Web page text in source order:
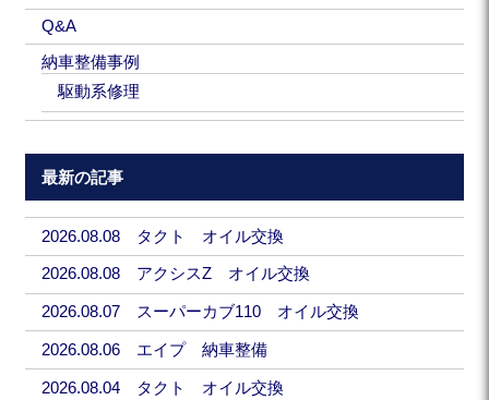
Q&A
納車整備事例
駆動系修理
最新の記事
2026.08.08 タクト オイル交換
2026.08.08 アクシスZ オイル交換
2026.08.07 スーパーカブ110 オイル交換
2026.08.06 エイプ 納車整備
2026.08.04 タクト オイル交換